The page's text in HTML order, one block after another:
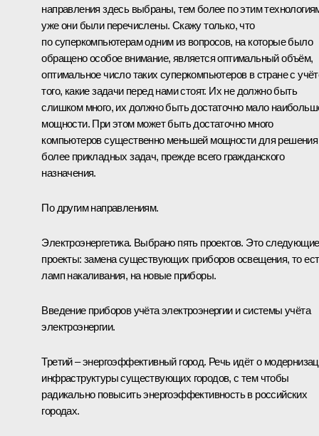
направления здесь выбраны, тем более по этим
уже они были перечислены. Скажу только, что
по суперкомпьютерам одним из вопросов, на которые было
обращено особое внимание, является оптимальный объём,
оптимальное число таких суперкомпьютеров в стране с
того, какие задачи перед нами стоят. Их не должно быть
слишком много, их должно быть достаточно мало
мощности. При этом может быть достаточно много
компьютеров существенно меньшей мощности для решения
более прикладных задач, прежде всего гражданского
назначения.
По другим направлениям.
Электроэнергетика. Выбрано пять проектов. Это следующие
проекты: замена существующих приборов освещения, то
ламп накаливания, на новые приборы.
Введение приборов учёта электроэнергии и системы учёта
электроэнергии.
Третий – энергоэффективный город. Речь идёт о
инфраструктуры существующих городов, с тем чтобы
радикально повысить энергоэффективность в российских
городах.